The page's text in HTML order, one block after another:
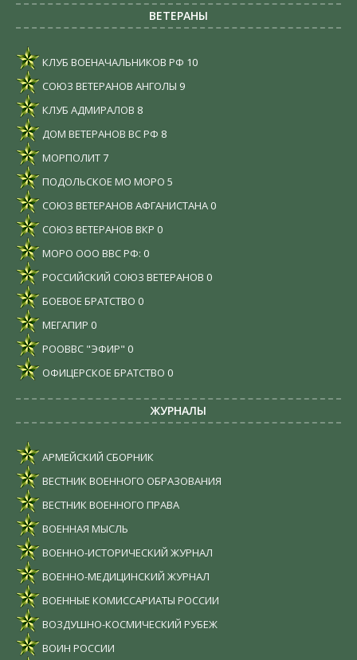
ВЕТЕРАНЫ
КЛУБ ВОЕНАЧАЛЬНИКОВ РФ 10
СОЮЗ ВЕТЕРАНОВ АНГОЛЫ 9
КЛУБ АДМИРАЛОВ 8
ДОМ ВЕТЕРАНОВ ВС РФ 8
МОРПОЛИТ7
ПОДОЛЬСКОЕ МО МОРО 5
СОЮЗ ВЕТЕРАНОВ АФГАНИСТАНА 0
СОЮЗ ВЕТЕРАНОВ ВКР 0
МОРО ООО ВВС РФ: 0
РОССИЙСКИЙ СОЮЗ ВЕТЕРАНОВ 0
БОЕВОЕ БРАТСТВО 0
МЕГАПИР 0
РООВВС "ЭФИР" 0
ОФИЦЕРСКОЕ БРАТСТВО 0
ЖУРНАЛЫ
АРМЕЙСКИЙ СБОРНИК
ВЕСТНИК ВОЕННОГО ОБРАЗОВАНИЯ
ВЕСТНИК ВОЕННОГО ПРАВА
ВОЕННАЯ МЫСЛЬ
ВОЕННО-ИСТОРИЧЕСКИЙ ЖУРНАЛ
ВОЕННО-МЕДИЦИНСКИЙ ЖУРНАЛ
ВОЕННЫЕ КОМИССАРИАТЫ РОССИИ
ВОЗДУШНО-КОСМИЧЕСКИЙ РУБЕЖ
ВОИН РОССИИ